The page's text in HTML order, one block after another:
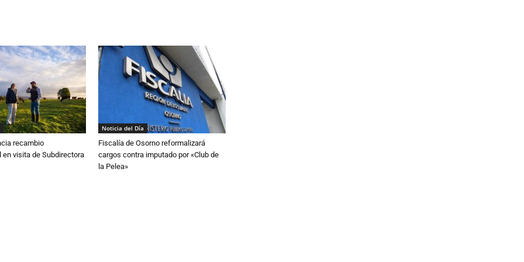
recambio
en visita de Subdirectora
Noticia del Día
Fiscalía de Osorno reformalizará
cargos contra imputado por «Club de
la Pelea»